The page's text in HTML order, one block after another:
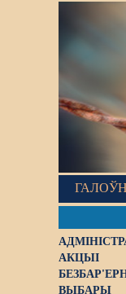
АКЦЫІ
ВЫБАРЫ